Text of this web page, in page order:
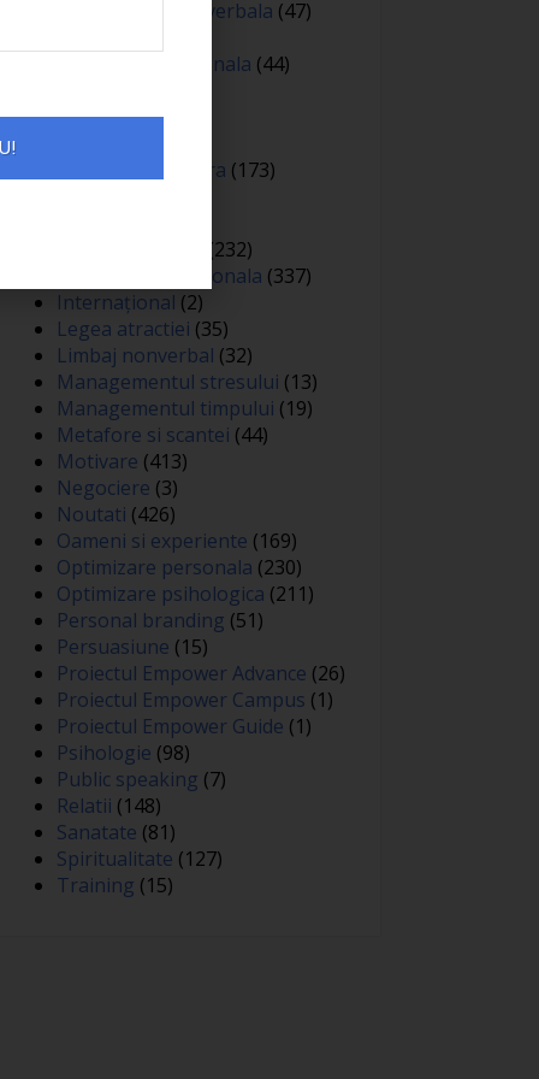
Comunicare nonverbala (47)
Dezvoltare personala (44)
Educatie(144)
Educatie financiara (173)
(232)
Inteligenta emotionala (337)
Internațional (2)
Legea atractiei (35)
Limbaj nonverbal (32)
Managementul stresului (13)
Managementul timpului (19)
Metafore si scantei (44)
Motivare (413)
Negociere (3)
Noutati (426)
Oameni si experiente (169)
Optimizare personala (230)
Optimizare psihologica (211)
Personal branding (51)
Persuasiune (15)
Proiectul Empower Advance (26)
Proiectul Empower Campus (1)
Proiectul Empower Guide (1)
Psihologie (98)
Public speaking (7)
Relatii (148)
Sanatate (81)
Spiritualitate (127)
Training (15)